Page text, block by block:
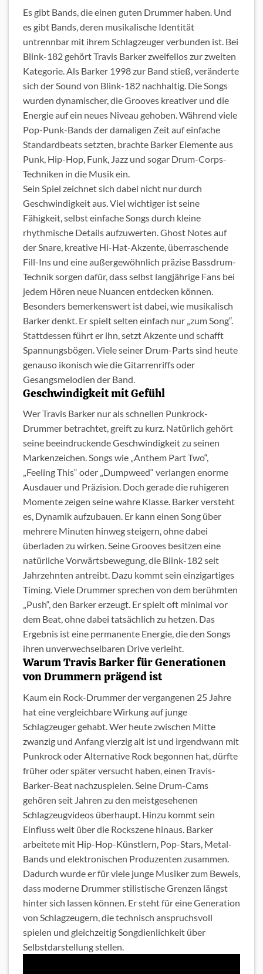
Es gibt Bands, die einen guten Drummer haben. Und
es gibt Bands, deren musikalische Identität
untrennbar mit ihrem Schlagzeuger verbunden ist. Bei
Blink-182 gehört Travis Barker zweifellos zur zweiten
Kategorie. Als Barker 1998 zur Band stieß, veränderte
sich der Sound von Blink-182 nachhaltig. Die Songs
wurden dynamischer, die Grooves kreativer und die
Energie auf ein neues Niveau gehoben. Während viele
Pop-Punk-Bands der damaligen Zeit auf einfache
Standardbeats setzten, brachte Barker Elemente aus
Punk, Hip-Hop, Funk, Jazz und sogar Drum-Corps-
Techniken in die Musik ein.
Sein Spiel zeichnet sich dabei nicht nur durch
Geschwindigkeit aus. Viel wichtiger ist seine
Fähigkeit, selbst einfache Songs durch kleine
rhythmische Details aufzuwerten. Ghost Notes auf
der Snare, kreative Hi-Hat-Akzente, überraschende
Fill-Ins und eine außergewöhnlich präzise Bassdrum-
Technik sorgen dafür, dass selbst langjährige Fans bei
jedem Hören neue Nuancen entdecken können.
Besonders bemerkenswert ist dabei, wie musikalisch
Barker denkt. Er spielt selten einfach nur „zum Song“.
Stattdessen führt er ihn, setzt Akzente und schafft
Spannungsbögen. Viele seiner Drum-Parts sind heute
genauso ikonisch wie die Gitarrenriffs oder
Gesangsmelodien der Band.
Geschwindigkeit mit Gefühl
Wer Travis Barker nur als schnellen Punkrock-
Drummer betrachtet, greift zu kurz. Natürlich gehört
seine beeindruckende Geschwindigkeit zu seinen
Markenzeichen. Songs wie „Anthem Part Two“,
„Feeling This“ oder „Dumpweed“ verlangen enorme
Ausdauer und Präzision. Doch gerade die ruhigeren
Momente zeigen seine wahre Klasse. Barker versteht
es, Dynamik aufzubauen. Er kann einen Song über
mehrere Minuten hinweg steigern, ohne dabei
überladen zu wirken. Seine Grooves besitzen eine
natürliche Vorwärtsbewegung, die Blink-182 seit
Jahrzehnten antreibt. Dazu kommt sein einzigartiges
Timing. Viele Drummer sprechen von dem berühmten
„Push“, den Barker erzeugt. Er spielt oft minimal vor
dem Beat, ohne dabei tatsächlich zu hetzen. Das
Ergebnis ist eine permanente Energie, die den Songs
ihren unverwechselbaren Drive verleiht.
Warum Travis Barker für Generationen
von Drummern prägend ist
Kaum ein Rock-Drummer der vergangenen 25 Jahre
hat eine vergleichbare Wirkung auf junge
Schlagzeuger gehabt. Wer heute zwischen Mitte
zwanzig und Anfang vierzig alt ist und irgendwann mit
Punkrock oder Alternative Rock begonnen hat, dürfte
früher oder später versucht haben, einen Travis-
Barker-Beat nachzuspielen. Seine Drum-Cams
gehören seit Jahren zu den meistgesehenen
Schlagzeugvideos überhaupt. Hinzu kommt sein
Einfluss weit über die Rockszene hinaus. Barker
arbeitete mit Hip-Hop-Künstlern, Pop-Stars, Metal-
Bands und elektronischen Produzenten zusammen.
Dadurch wurde er für viele junge Musiker zum Beweis,
dass moderne Drummer stilistische Grenzen längst
hinter sich lassen können. Er steht für eine Generation
von Schlagzeugern, die technisch anspruchsvoll
spielen und gleichzeitig Songdienlichkeit über
Selbstdarstellung stellen.